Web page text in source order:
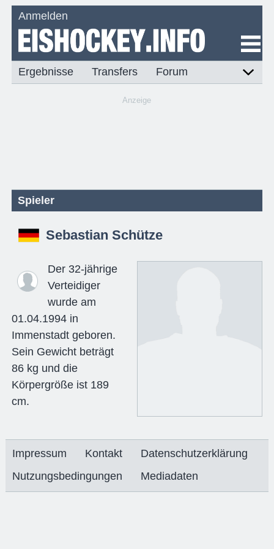
Anmelden
Ergebnisse Transfers Forum
Anzeige
Spieler
Sebastian Schütze
Der 32-jährige
Verteidiger
wurde am
01.04.1994 in
Immenstadt geboren.
Sein Gewicht beträgt
86 kg und die
Körpergröße ist 189
cm.
Impressum Kontakt
Datenschutzerklärung
Nutzungsbedingungen
Mediadaten